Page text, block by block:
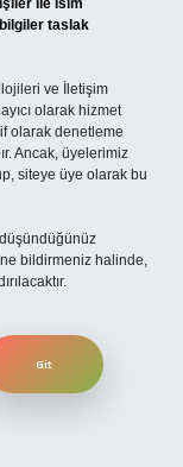
ile isim
taslak
ve İletişim
olarak hizmet
olarak denetleme
Ancak, üyelerimiz
siteye üye olarak bu
bildirmeniz halinde,